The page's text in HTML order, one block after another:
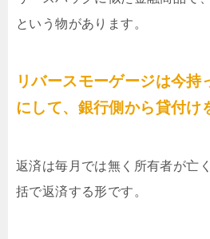
という物があります。
リバースモーゲージは今持
にして、銀行側から貸付け
返済は毎月では無く所有者が亡
括で返済する形です。